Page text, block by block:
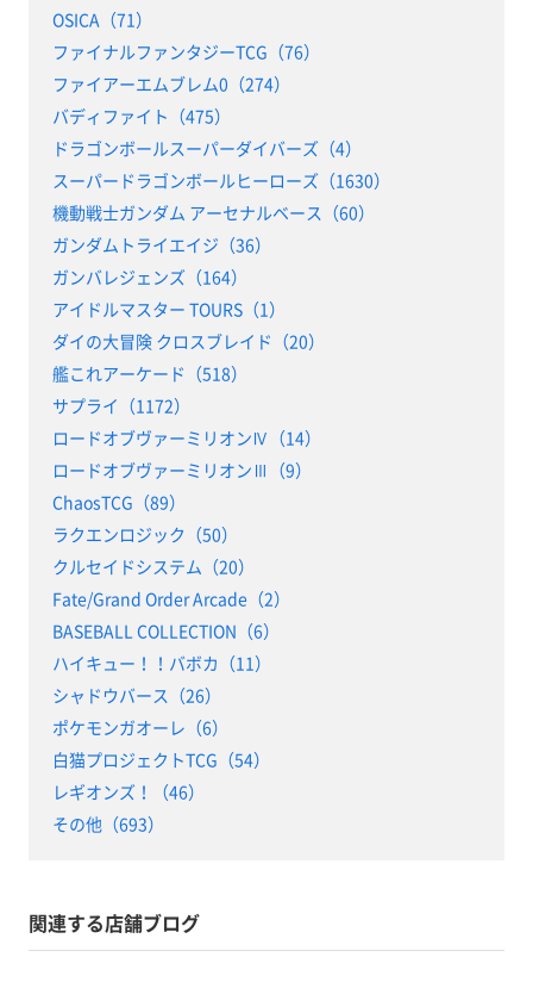
OSICA（71）
ファイナルファンタジーTCG（76）
ファイアーエムブレム0（274）
バディファイト（475）
ドラゴンボールスーパーダイバーズ（4）
スーパードラゴンボールヒーローズ（1630）
機動戦士ガンダム アーセナルベース（60）
ガンダムトライエイジ（36）
ガンバレジェンズ（164）
アイドルマスター TOURS（1）
ダイの大冒険 クロスブレイド（20）
艦これアーケード（518）
サプライ（1172）
ロードオブヴァーミリオンⅣ（14）
ロードオブヴァーミリオンⅢ（9）
ChaosTCG（89）
ラクエンロジック（50）
クルセイドシステム（20）
Fate/Grand Order Arcade（2）
BASEBALL COLLECTION（6）
ハイキュー！！バボカ（11）
シャドウバース（26）
ポケモンガオーレ（6）
白猫プロジェクトTCG（54）
レギオンズ！（46）
その他（693）
関連する店舗ブログ